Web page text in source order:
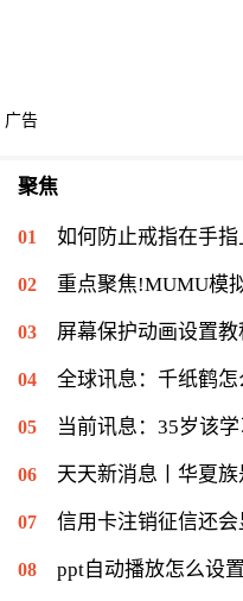
广告
聚焦
如何防止戒指在手指上转圈？
重点聚焦!MUMU模拟器卡在60%
屏幕保护动画设置教程详细介绍
全球讯息：千纸鹤
当前讯息：35岁该学习理
天天新消息丨华夏族是什么意思
信用卡注销征信还会显示吗
ppt自动播放怎么设置关闭